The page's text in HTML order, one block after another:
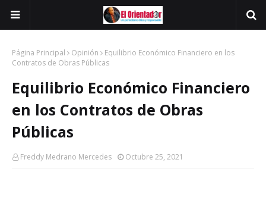
Página Principal Opinión
Equilibrio Económico Financiero en los
Contratos de Obras Públicas
Equilibrio Económico Financiero
en los Contratos de Obras
Públicas
Freddy Medrano Mercedes Octubre 25, 2021